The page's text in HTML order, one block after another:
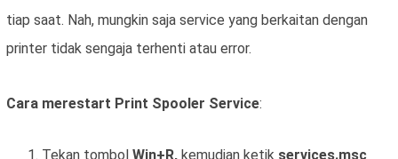
tiap saat. Nah, mungkin saja service yang berkaitan dengan
printer tidak sengaja terhenti atau error.
Cara merestart Print Spooler Service:
Tekan tombol Win+R, kemudian ketik services.msc